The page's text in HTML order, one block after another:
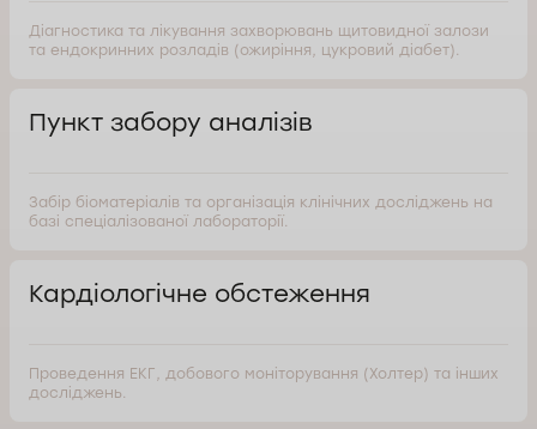
Діагностика та лікування захворювань щитовидної залози
та ендокринних розладів (ожиріння, цукровий діабет).
Пункт забору аналізів
Забір біоматеріалів та організація клінічних досліджень на
базі спеціалізованої лабораторії.
Кардіологічне обстеження
Проведення ЕКГ, добового моніторування (Холтер) та інших
досліджень.